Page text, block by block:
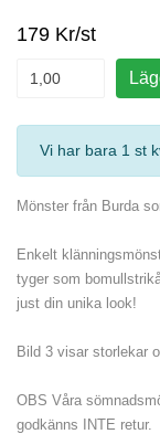
179 Kr/st
Vi har bara 1 st
Mönster från Burda
Enkelt
tyger som
just din unika look!
Bild 3 visar storlekar
OBS Våra
godkänns INTE retur.